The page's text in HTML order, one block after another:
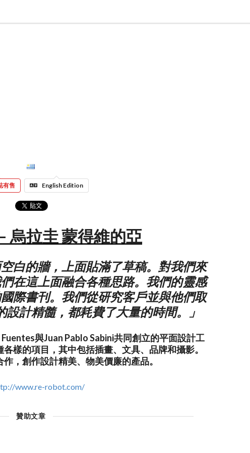
有售 English Edition
烏拉圭 蒙得維的亞
白的牆，上面貼滿了草稿。對我們來
在這上面融合各種思路。我們的靈感
際書刊。我們從研究客戶並與他們取
計精髓，都耗費了大量的時間。」
與Juan Pablo Sabini共同創立的平面設計工
樣的項目，其中包括插畫、文具、品牌和攝影。
，創作設計精美、物美價廉的產品。
www.re-robot.com/
贊助文章